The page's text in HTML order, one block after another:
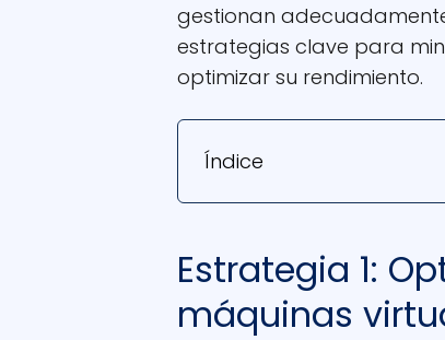
gestionan
estrategias clave para
optimizar su rendimiento.
Índice
Estrategia 1:
máquinas